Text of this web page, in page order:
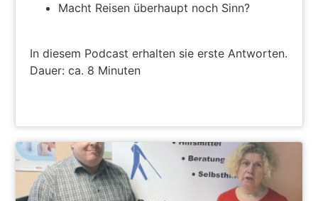
Macht Reisen überhaupt noch Sinn?
In diesem Podcast erhalten sie erste Antworten.
Dauer: ca. 8 Minuten